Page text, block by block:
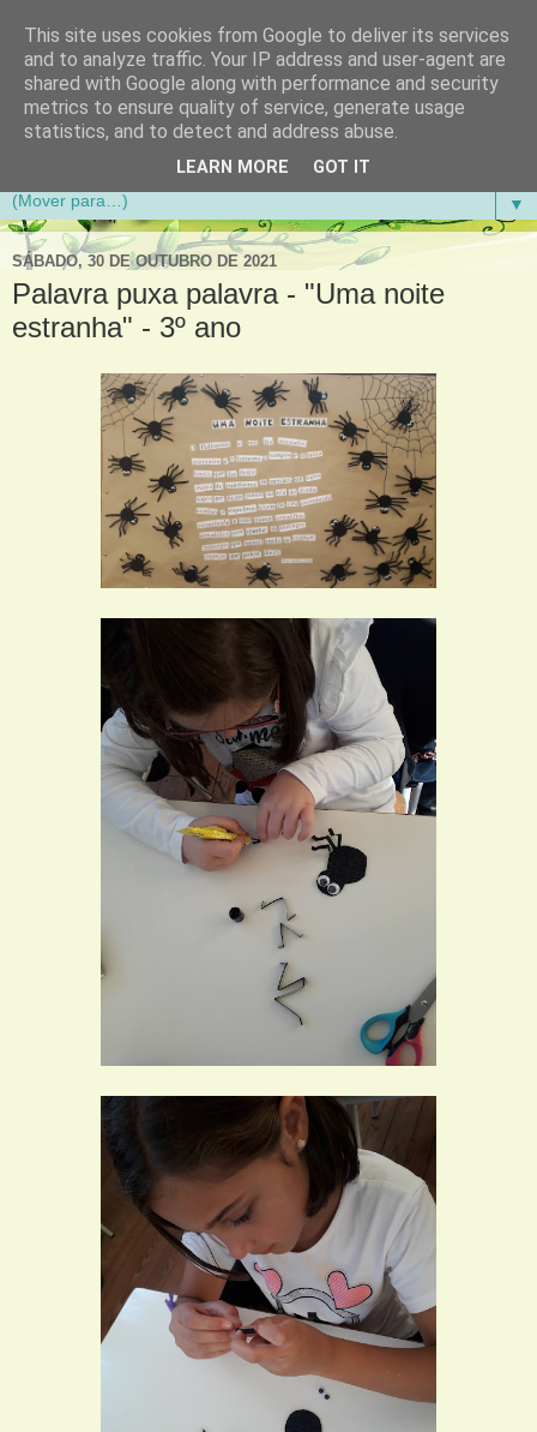
Aventuras de Palmo e Meio
Blogue da Escola Básica do 1.º Ciclo da Gandra em
▼
SÁBADO, 30 DE OUTUBRO DE 2021
Palavra puxa palavra - "Uma noite
estranha" - 3º ano
This site uses cookies from Google to deliver its services
and to analyze traffic. Your IP address and user-agent are
shared with Google along with performance and security
metrics to ensure quality of service, generate usage
statistics, and to detect and address abuse.
LEARN MORE GOT IT